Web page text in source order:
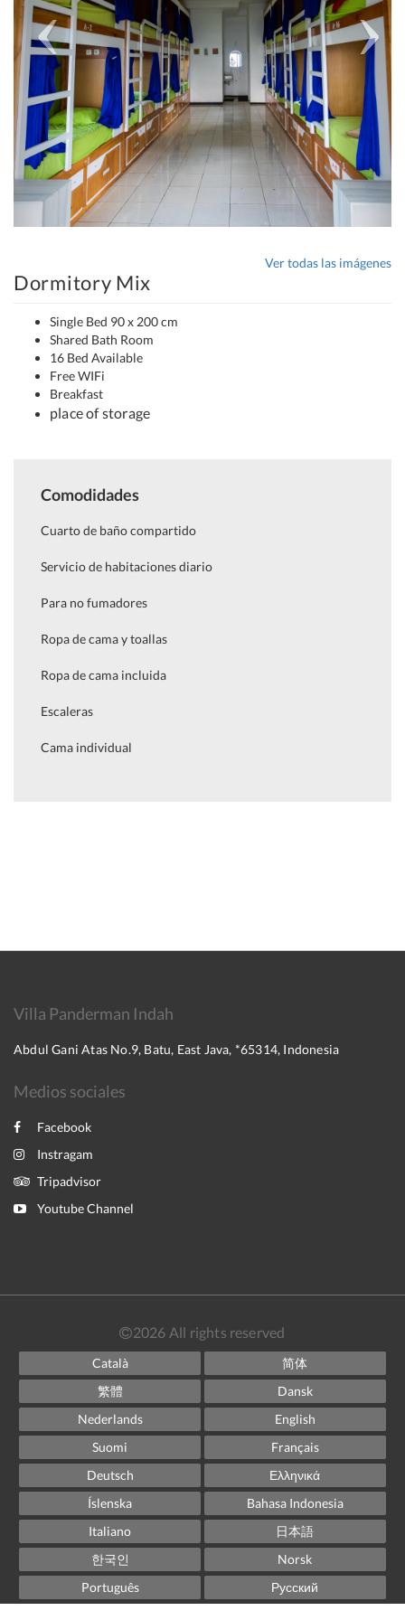
Ver todas las imágenes
Dormitory Mix
Single Bed 90 x 200 cm
Shared Bath Room
16 Bed Available
Free WIFi
Breakfast
place of storage
Comodidades
Cuarto de baño compartido
Servicio de habitaciones diario
Para no fumadores
Ropa de cama y toallas
Ropa de cama incluida
Escaleras
Cama individual
Villa Panderman Indah
Abdul Gani Atas No.9, Batu, East Java, *65314, Indonesia
Medios sociales
Facebook
Instragam
Tripadvisor
Youtube Channel
2026 All rights reserved
Català
简体
繁體
Dansk
Nederlands
English
Suomi
Français
Deutsch
Ελληνικά
Íslenska
Bahasa Indonesia
Italiano
日本語
한국인
Norsk
Português
Русский